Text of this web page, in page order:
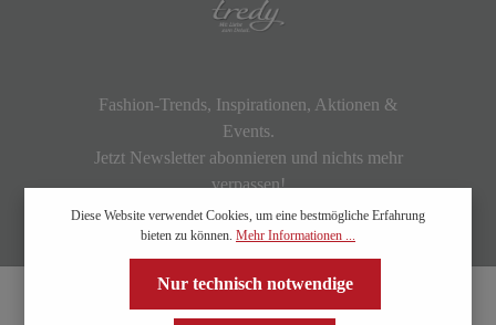
Fashion-Trends, Inspirationen, Aktionen &
Events.
Jetzt Newsletter abonnieren und nichts mehr
verpassen!
Diese Website verwendet Cookies, um eine bestmögliche Erfahrung
bieten zu können. Mehr Informationen ...
Nur technisch notwendige